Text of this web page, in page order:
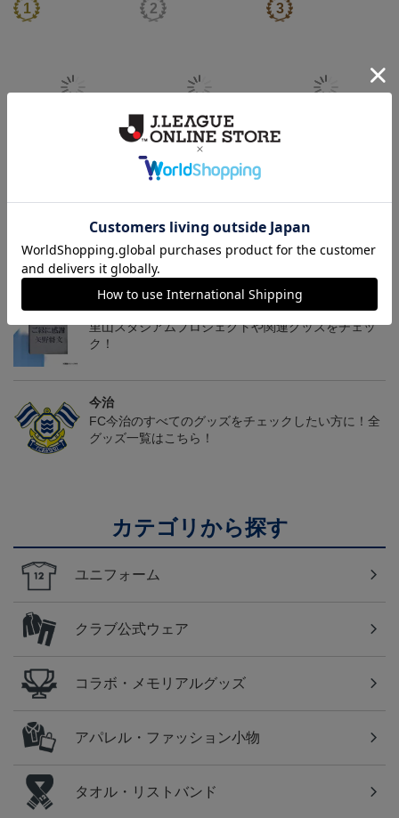
26/27 オーセンティック
ユニフォーム(FP1st)
26,100円～30,400円
トピックス
今治
里山スタジアムプロジェクトや関連グッズをチェッ
ク！
今治
FC今治のすべてのグッズをチェックしたい方に！全
グッズ一覧はこちら！
カテゴリから探す
ユニフォーム
クラブ公式ウェア
コラボ・メモリアルグッズ
アパレル・ファッション小物
タオル・リストバンド